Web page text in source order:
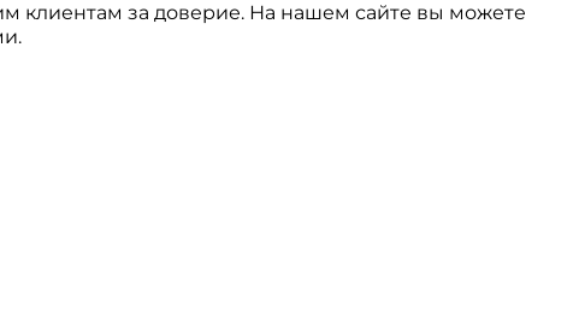
за доверие. На нашем сайте вы можете